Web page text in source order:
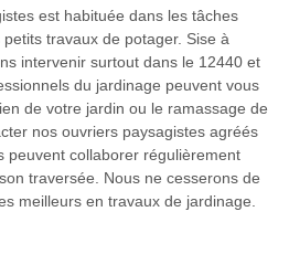
est habituée dans les tâches
travaux de potager. Sise à
intervenir surtout dans le 12440 et
du jardinage peuvent vous
de votre jardin ou le ramassage de
nos ouvriers paysagistes agréés
peuvent collaborer régulièrement
traversée. Nous ne cesserons de
meilleurs en travaux de jardinage.